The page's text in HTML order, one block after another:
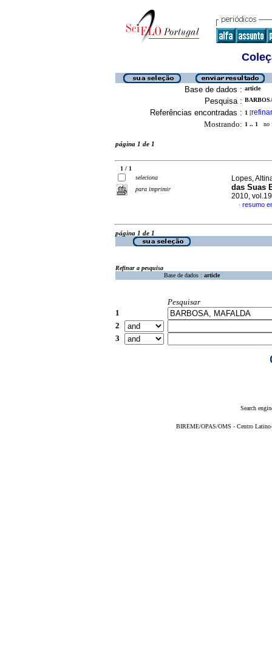
Base de dados : article
Pesquisa :
Referências encontradas : 1 [refinar
Mostrando: 1 .. 1 no
página 1 de 1
1 / 1
seleciona
para imprimir
Lopes,
das Suas
2010,
· resumo
página 1 de 1
Refinar a pesquisa
Base de dados : article
Pesquisar
1
2
3
Search
BIREME/OPAS/OMS - Centro Latino-